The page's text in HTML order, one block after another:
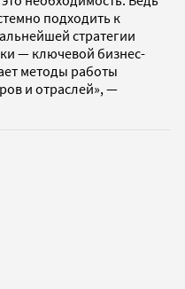
подходить к
стратегии
— ключевой бизнес-
методы работы
и отраслей», —